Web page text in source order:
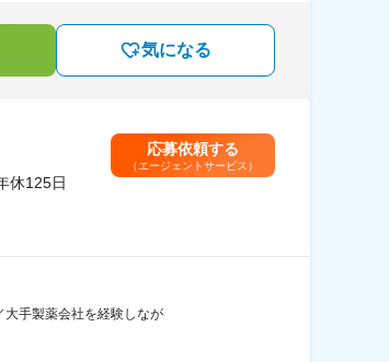
気になる
休125日
応募依頼する
（エージェントサービス）
大手製薬会社を経験しなが